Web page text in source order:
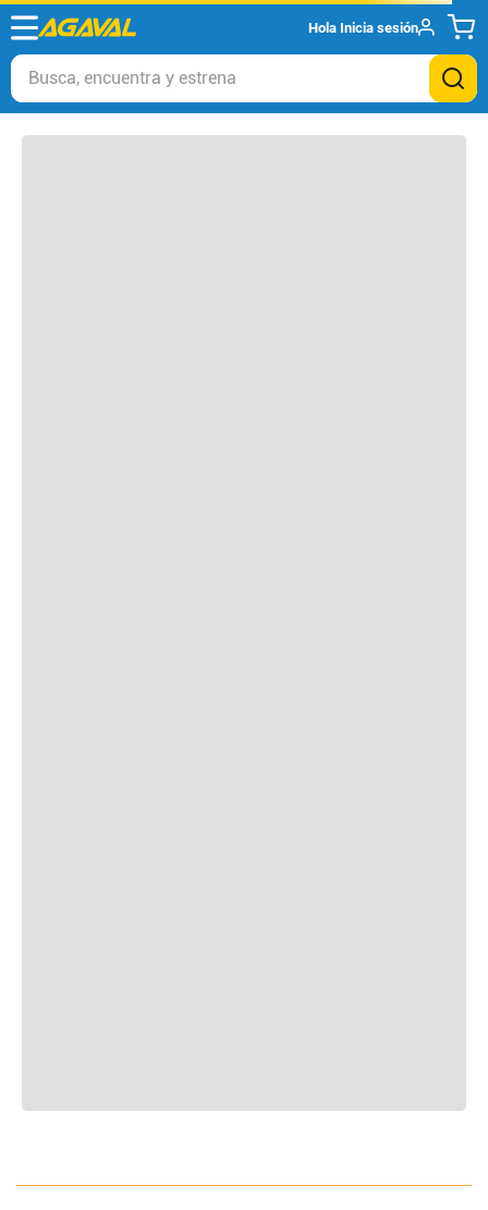
Hola Inicia sesión
Busca, encuentra y estrena
Otros clientes compraron